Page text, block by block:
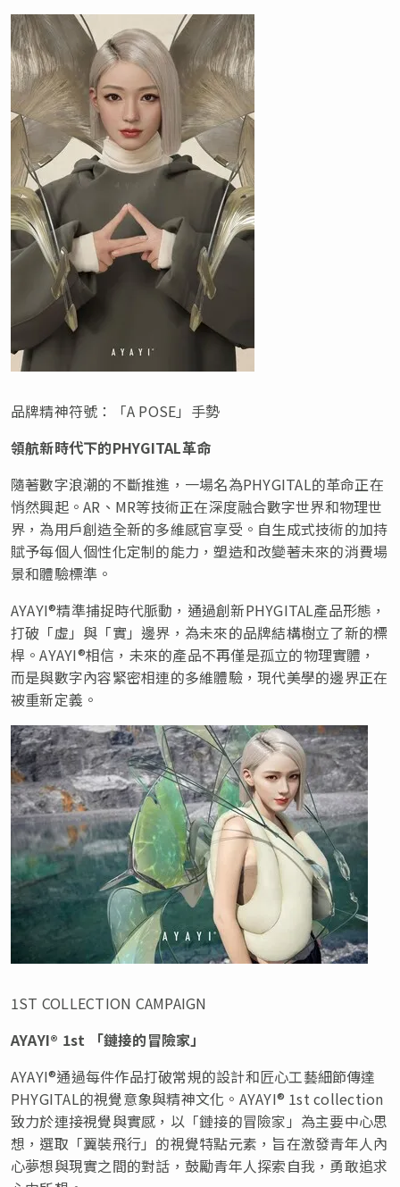
品牌精神符號：「A POSE」手勢
領航新時代下的PHYGITAL革命
隨著數字浪潮的不斷推進，一場名為PHYGITAL的革命正在
悄然興起。AR、MR等技術正在深度融合數字世界和物理世
界，為用戶創造全新的多維感官享受。自生成式技術的加持
賦予每個人個性化定制的能力，塑造和改變著未來的消費場
景和體驗標準。
AYAYI®精準捕捉時代脈動，通過創新PHYGITAL產品形態，
打破「虛」與「實」邊界，為未來的品牌結構樹立了新的標
桿。AYAYI®相信，未來的產品不再僅是孤立的物理實體，
而是與數字內容緊密相連的多維體驗，現代美學的邊界正在
被重新定義。
1ST COLLECTION CAMPAIGN
AYAYI® 1st 「鏈接的冒險家」
AYAYI®通過每件作品打破常規的設計和匠心工藝細節傳達
PHYGITAL的視覺意象與精神文化。AYAYI® 1st collection
致力於連接視覺與實感，以「鏈接的冒險家」為主要中心思
想，選取「翼裝飛行」的視覺特點元素，旨在激發青年人內
心夢想與現實之間的對話，鼓勵青年人探索自我，勇敢追求